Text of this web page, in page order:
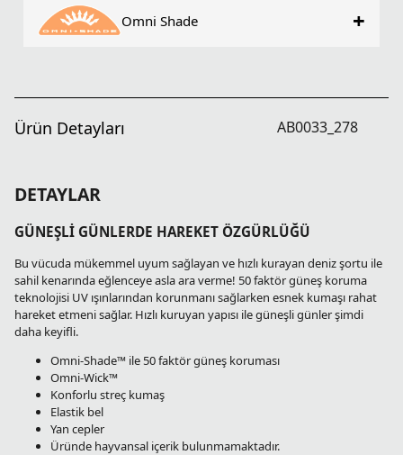
Omni Shade +
Ürün Detayları AB0033_278
DETAYLAR
GÜNEŞLİ GÜNLERDE HAREKET ÖZGÜRLÜĞÜ
Bu vücuda mükemmel uyum sağlayan ve hızlı kurayan deniz şortu ile
sahil kenarında eğlenceye asla ara verme! 50 faktör güneş koruma
teknolojisi UV ışınlarından korunmanı sağlarken esnek kumaşı rahat
hareket etmeni sağlar. Hızlı kuruyan yapısı ile güneşli günler şimdi
daha keyifli.
Omni-Shade™ ile 50 faktör güneş koruması
Omni-Wick™
Konforlu streç kumaş
Elastik bel
Yan cepler
Üründe hayvansal içerik bulunmamaktadır.